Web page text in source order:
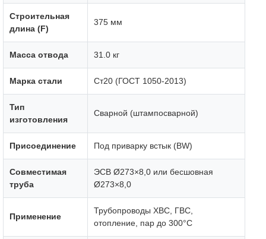
Строительная
длина (F)
375 мм
Масса отвода 31.0 кг
Марка стали Ст20 (ГОСТ 1050-2013)
Тип
изготовления
Сварной (штампосварной)
Присоединение Под приварку встык (BW)
Совместимая
труба
ЭСВ Ø273×8,0 или бесшовная
Ø273×8,0
Применение
Трубопроводы ХВС, ГВС,
отопление, пар до 300°C